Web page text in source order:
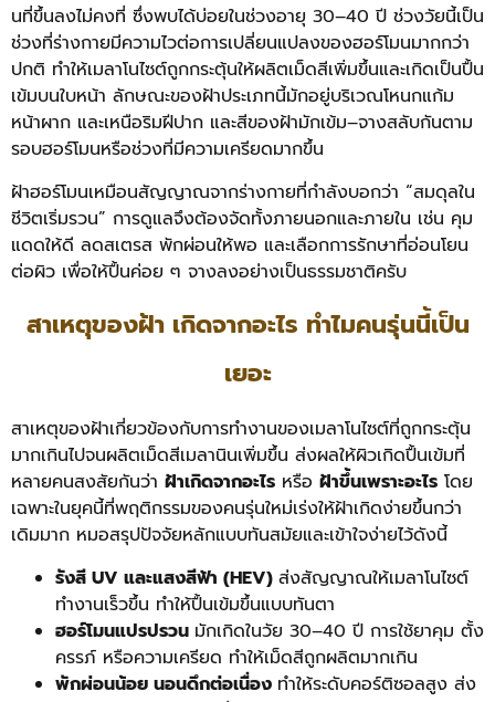
นที่ขึ้นลงไม่คงที่ ซึ่งพบได้บ่อยในช่วงอายุ 30–40 ปี ช่วงวัยนี้เป็น
ช่วงที่ร่างกายมีความไวต่อการเปลี่ยนแปลงของฮอร์โมนมากกว่า
ปกติ ทำให้เมลาโนไซต์ถูกกระตุ้นให้ผลิตเม็ดสีเพิ่มขึ้นและเกิดเป็นปื้น
เข้มบนใบหน้า ลักษณะของฝ้าประเภทนี้มักอยู่บริเวณโหนกแก้ม
หน้าผาก และเหนือริมฝีปาก และสีของฝ้ามักเข้ม–จางสลับกันตาม
รอบฮอร์โมนหรือช่วงที่มีความเครียดมากขึ้น
ฝ้าฮอร์โมนเหมือนสัญญาณจากร่างกายที่กำลังบอกว่า “สมดุลใน
ชีวิตเริ่มรวน” การดูแลจึงต้องจัดทั้งภายนอกและภายใน เช่น คุม
แดดให้ดี ลดสเตรส พักผ่อนให้พอ และเลือกการรักษาที่อ่อนโยน
ต่อผิว เพื่อให้ปื้นค่อย ๆ จางลงอย่างเป็นธรรมชาติครับ
สาเหตุของฝ้า เกิดจากอะไร ทำไมคนรุ่นนี้เป็น
เยอะ
สาเหตุของฝ้าเกี่ยวข้องกับการทำงานของเมลาโนไซต์ที่ถูกกระตุ้น
มากเกินไปจนผลิตเม็ดสีเมลานินเพิ่มขึ้น ส่งผลให้ผิวเกิดปื้นเข้มที่
หลายคนสงสัยกันว่า ฝ้าเกิดจากอะไร หรือ ฝ้าขึ้นเพราะอะไร โดย
เฉพาะในยุคนี้ที่พฤติกรรมของคนรุ่นใหม่เร่งให้ฝ้าเกิดง่ายขึ้นกว่า
เดิมมาก หมอสรุปปัจจัยหลักแบบทันสมัยและเข้าใจง่ายไว้ดังนี้
รังสี UV และแสงสีฟ้า (HEV) ส่งสัญญาณให้เมลาโนไซต์
ทำงานเร็วขึ้น ทำให้ปื้นเข้มขึ้นแบบทันตา
ฮอร์โมนแปรปรวน มักเกิดในวัย 30–40 ปี การใช้ยาคุม ตั้ง
ครรภ์ หรือความเครียด ทำให้เม็ดสีถูกผลิตมากเกิน
พักผ่อนน้อย นอนดึกต่อเนื่อง ทำให้ระดับคอร์ติซอลสูง ส่ง